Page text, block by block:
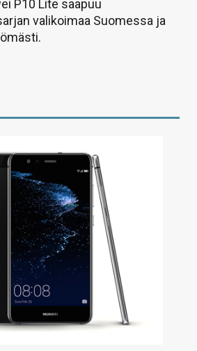
P10 Lite saapuu
valikoimaa Suomessa ja